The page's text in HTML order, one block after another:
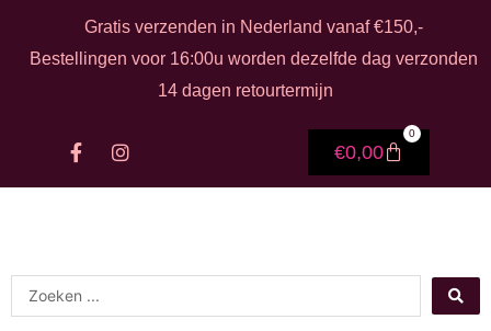
Ga naar de inhoud
Gratis verzenden in Nederland vanaf €150,-
Bestellingen voor 16:00u worden dezelfde dag verzonden
14 dagen retourtermijn
F
a
k
-
f
I
n
a
€0,00
0
Search ...